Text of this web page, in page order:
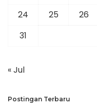
24
25 26
31
« Jul
Postingan Terbaru